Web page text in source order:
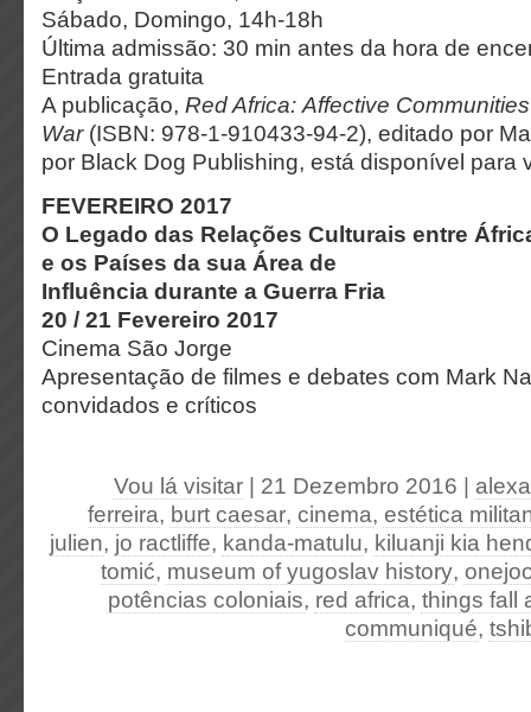
Sábado, Domingo, 14h-18h
Última admissão: 30 min antes da hora de
Entrada gratuita
A publicação, Red Africa: Affective
War(ISBN: 978-1-910433-94-2), editado por
por Black Dog Publishing, está disponível para
FEVEREIRO 2017
O Legado das Relações Culturais entre
e os Países da sua Área de
Influência durante a Guerra Fria
20 / 21 Fevereiro 2017
Cinema São Jorge
Apresentação de filmes e debates com Mark
convidados e críticos
Vou lá visitar | 21 Dezembro 2016
ferreira, burt caesar, cinema, estética
julien, jo ractliffe, kanda-matulu, kiluanji kia
tomić, museum of yugoslav history,
potências coloniais, red africa, things fall
communiqué,